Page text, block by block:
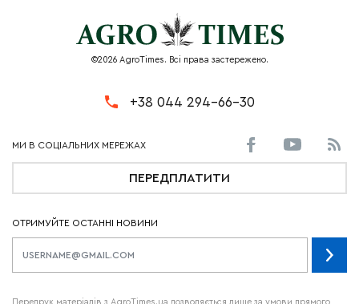
©2026 AgroTimes. Всі права застережено.
+38 044 294-66-30
ПЕРЕДПЛАТИТИ
ОТРИМУЙТЕ ОСТАННІ НОВИНИ
Передрук матеріалів з AgroTimes.ua дозволяється лише за умови прямого,